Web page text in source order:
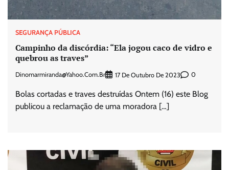
SEGURANÇA PÚBLICA
Campinho da discórdia: “Ela jogou caco de vidro e
quebrou as traves”
Dinomarmiranda@yahoo.com.br 17 De Outubro De 2023 0
Bolas cortadas e traves destruídas Ontem (16) este Blog
publicou a reclamação de uma moradora […]